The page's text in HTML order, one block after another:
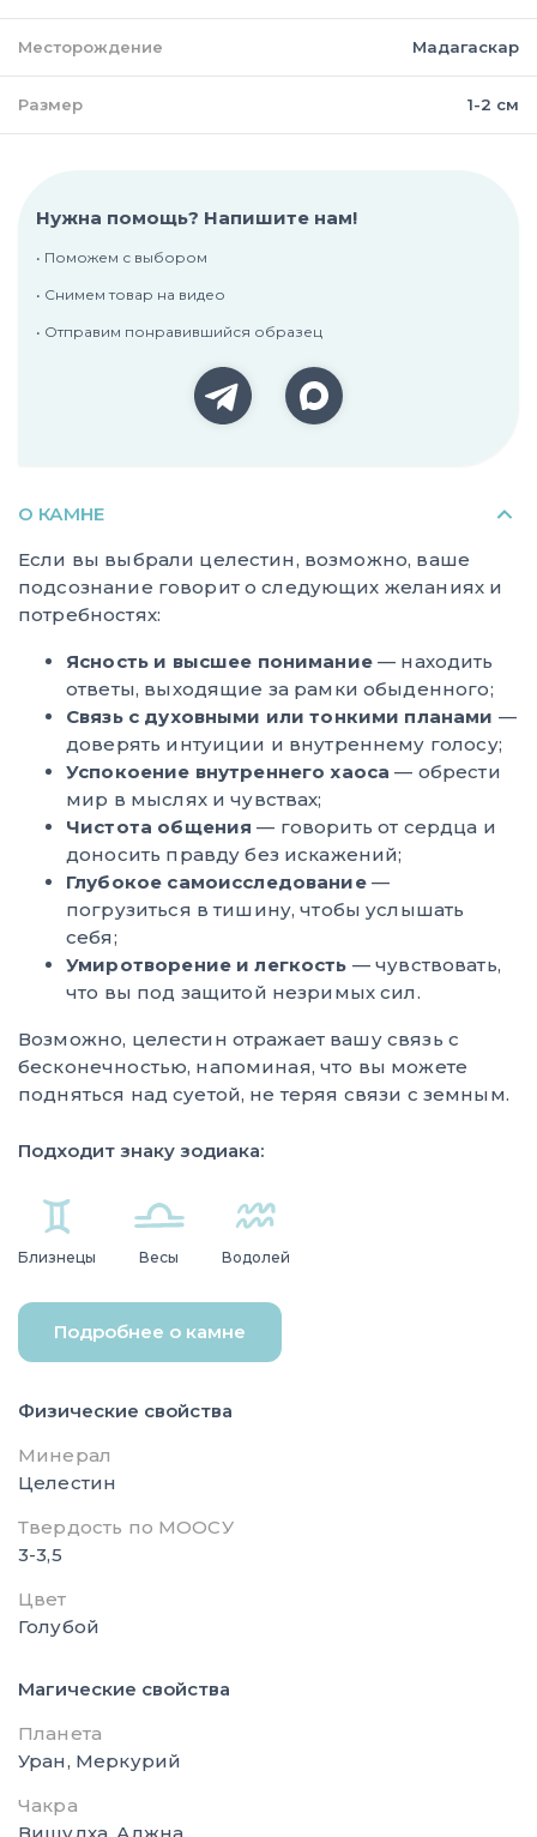
Месторождение Мадагаскар
Размер 1-2 см
Нужна помощь? Напишите нам!
• Поможем с выбором
• Снимем товар на видео
• Отправим понравившийся образец
О КАМНЕ
Если вы выбрали целестин, возможно, ваше
подсознание говорит о следующих желаниях и
потребностях:
Ясность и высшее понимание— находить
ответы, выходящие за рамки обыденного;
Связь с духовными или тонкими планами —
доверять интуиции и внутреннему голосу;
Успокоение внутреннего хаоса — обрести
мир в мыслях и чувствах;
Чистота общения — говорить от сердца и
доносить правду без искажений;
Глубокое самоисследование—
погрузиться в тишину, чтобы услышать
себя;
Умиротворение и легкость — чувствовать,
что вы под защитой незримых сил.
Возможно, целестин отражает вашу связь с
бесконечностью, напоминая, что вы можете
подняться над суетой, не теряя связи с земным.
Подходит знаку зодиака:
Близнецы Весы Водолей
Подробнее о камне
Физические свойства
Минерал
Целестин
Твердость по МООСУ
3-3,5
Цвет
Голубой
Магические свойства
Планета
Уран, Меркурий
Чакра